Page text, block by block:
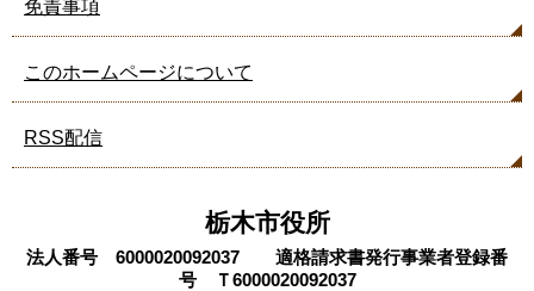
免責事項
このホームページについて
RSS配信
栃木市役所
法人番号 6000020092037 適格請求書発行事業者登録番
号 Ｔ6000020092037